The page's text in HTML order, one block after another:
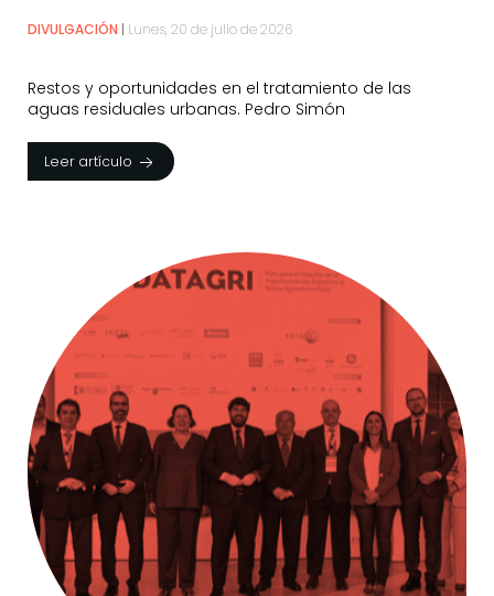
DIVULGACIÓN Lunes, 20 de julio de 2026
Restos y oportunidades en el tratamiento de las
aguas residuales urbanas. Pedro Simón
Leer artículo